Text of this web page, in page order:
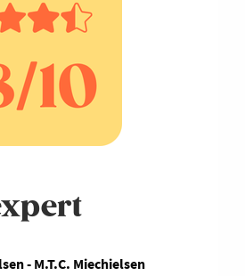
- M.T.C. Miechielsen